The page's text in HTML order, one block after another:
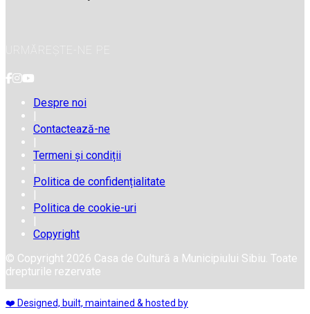
URMĂREȘTE-NE PE
Despre noi
|
Contactează-ne
|
Termeni și condiții
|
Politica de confidențialitate
|
Politica de cookie-uri
|
Copyright
© Copyright 2026 Casa de Cultură a Municipiului Sibiu. Toate
drepturile rezervate
❤️ Designed, built, maintained & hosted by